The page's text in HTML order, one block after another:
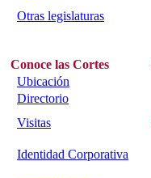
Otras legislaturas
Conoce las Cortes
Ubicación
Directorio
Visitas
Identidad Corporativa